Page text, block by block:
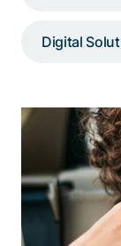
Digital
Eine